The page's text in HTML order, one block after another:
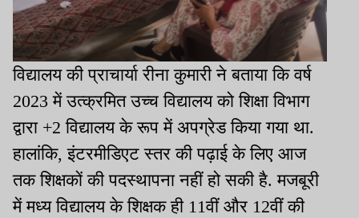
विद्यालय की प्राचार्या रीना कुमारी ने बताया कि वर्ष
2023 में उत्क्रमित उच्च विद्यालय को शिक्षा विभाग
द्वारा +2 विद्यालय के रूप में अपग्रेड किया गया था.
हालांकि, इंटरमीडिएट स्तर की पढ़ाई के लिए आज
तक शिक्षकों की पदस्थापना नहीं हो सकी है. मजबूरी
में मध्य विद्यालय के शिक्षक ही 11वीं और 12वीं की